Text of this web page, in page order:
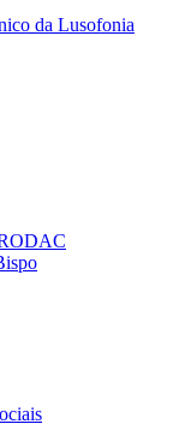
da Lusofonia